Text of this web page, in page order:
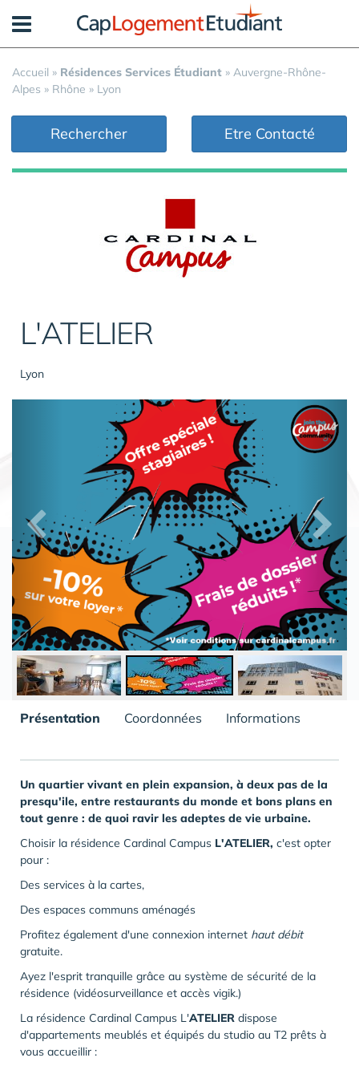
Accueil » Résidences Services Étudiant » Auvergne-Rhône-
Alpes » Rhône » Lyon
Rechercher Etre Contacté
L'ATELIER
Lyon
Présentation Coordonnées Informations
Un quartier vivant en plein expansion, à deux pas de la
presqu'ile, entre restaurants du monde et bons plans en
tout genre : de quoi ravir les adeptes de vie urbaine.
Choisir la résidence Cardinal Campus L'ATELIER, c'est opter
pour :
Des services à la cartes,
Des espaces communs aménagés
Profitez également d'une connexion internet haut débit
gratuite.
Ayez l'esprit tranquille grâce au système de sécurité de la
résidence (vidéosurveillance et accès vigik.)
La résidence Cardinal Campus L'ATELIER dispose
d'appartements meublés et équipés du studio au T2 prêts à
vous accueillir :